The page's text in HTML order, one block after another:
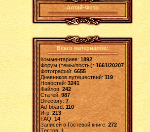
Алтай-Фото
Всего материалов:
Комментариев: 1892
Форум (темы/посты):1661/20207
Фотографий:6655
Дневников путешествий:119
Новостей:3241
Файлов: 242
Статей:987
Directory: 7
Ad-board:110
Игр: 213
FAQ:14
Записей в Гостевой книге:272
Tестов: 1